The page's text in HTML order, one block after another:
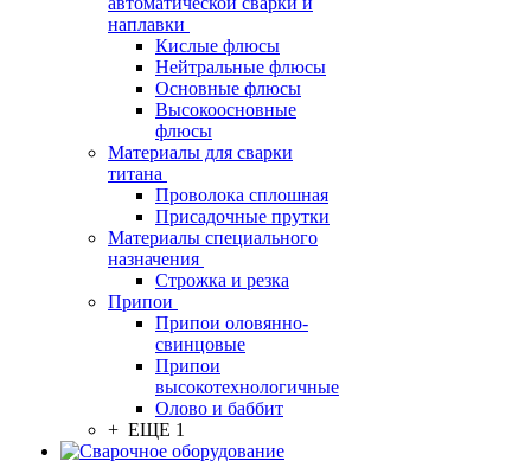
наплавки
Кислые флюсы
Нейтральные флюсы
Основные флюсы
Высокоосновные
флюсы
Материалы для сварки
титана
Проволока сплошная
Присадочные прутки
Материалы специального
назначения
Строжка и резка
Припои
Припои оловянно-
свинцовые
Припои
высокотехнологичные
Олово и баббит
+ ЕЩЕ 1